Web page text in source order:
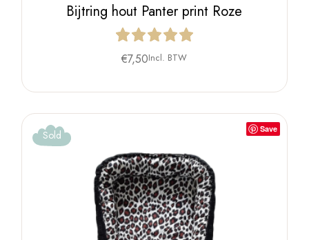
Bijtring hout Panter print Roze
€7,50Incl. BTW
Save
Sold